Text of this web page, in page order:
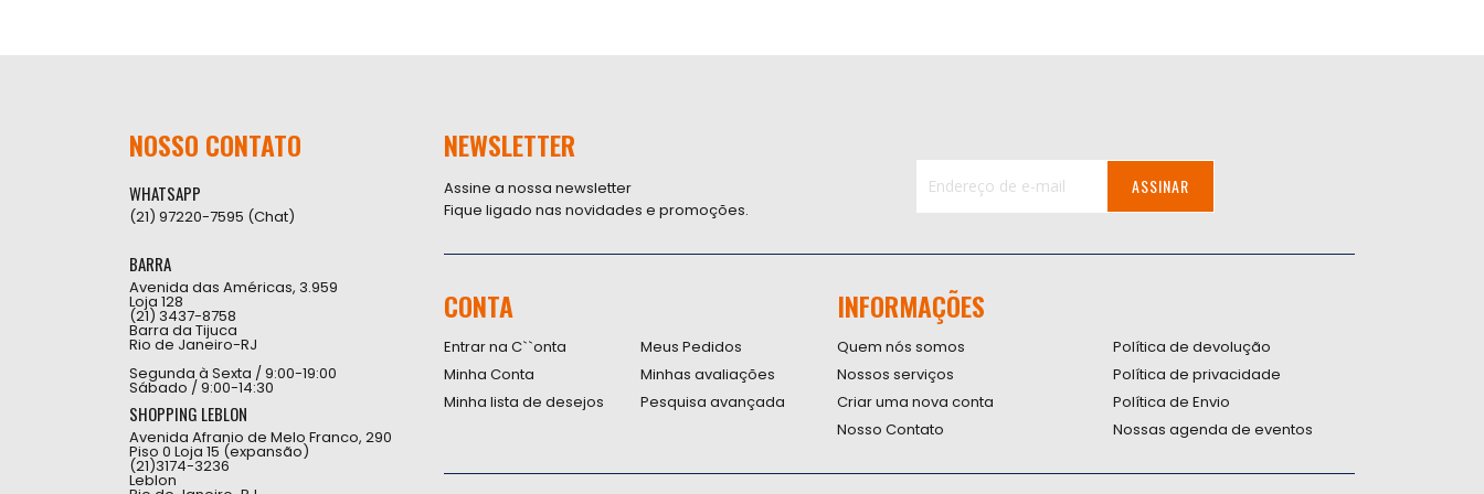
NOSSO CONTATO
WHATSAPP
(21) 97220-7595 (Chat)
BARRA
Avenida das Américas, 3.959
Loja 128
(21) 3437-8758
Barra da Tijuca
Rio de Janeiro-RJ
Segunda à Sexta / 9:00-19:00
Sábado / 9:00-14:30
SHOPPING LEBLON
Avenida Afranio de Melo Franco, 290
Piso 0 Loja 15 (expansão)
(21)3174-3236
Leblon
NEWSLETTER
Assine a nossa newsletter
Fique ligado nas novidades e promoções.
nossa
Newsletter:
ASSINAR
CONTA
Entrar na C``onta
Minha Conta
Minha lista de desejos
Meus Pedidos
Minhas avaliações
Pesquisa avançada
INFORMAÇÕES
Quem nós somos
Nossos serviços
Criar uma nova conta
Nosso Contato
Política de devolução
Política de privacidade
Política de Envio
Nossas agenda de eventos